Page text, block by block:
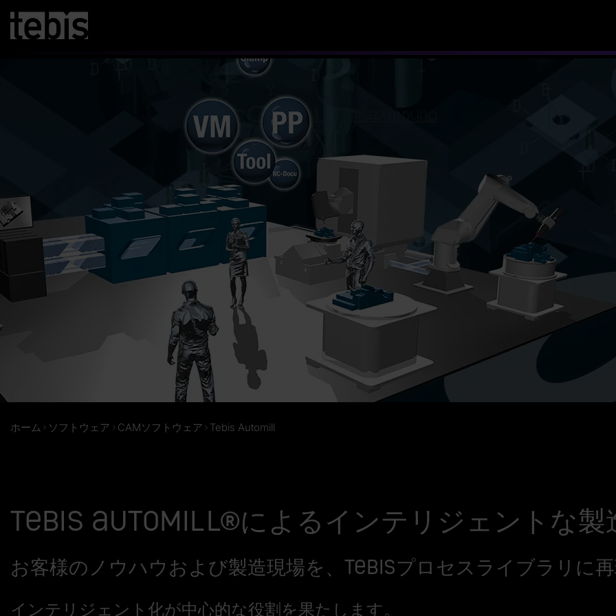
ホーム ソフトウェア CAMソフトウェア Tebis Automill
Tebis Automill®によるインテリジェントな製
お客様のノウハウおよび製造現場を、Tebisプロセスライブラリに
インテリジェント化が中心的な役割を果たします。